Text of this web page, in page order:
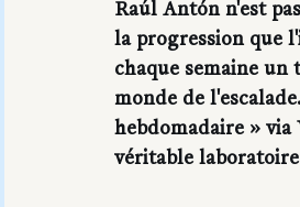
Raúl Antón n'est
la progression que
chaque semaine
monde de
hebdomadaire »
véritable